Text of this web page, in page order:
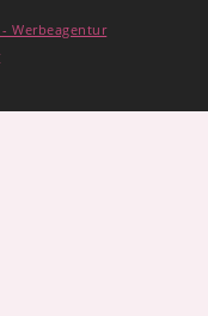
- Werbeagentur